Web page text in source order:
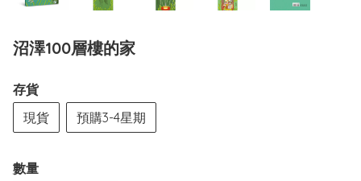
沼澤100層樓的家
存貨
現貨
預購3-4星期
數量